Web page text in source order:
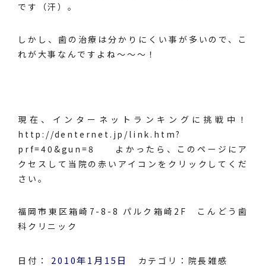
です（汗）。
しかし、歯の治療は分かりにくい事が多いので、こ
れが大事なんですよね～～～！
現在、インターネットランキングに挑戦中！
http://denternet.jp/link.htm?
prf=40&gun=8
よかったら、このページにア
クセスして当院の赤いアイコンをクリックしてくだ
さい。
福岡市東区箱崎7-8-8 パルク箱崎2F こんどう歯
科クリニック
日付： 2010年1月15日 カテゴリ： 院長雑感